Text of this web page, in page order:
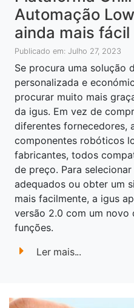
Automação
ainda mais fácil
Publicado em: Julho 27, 2023
Se procura uma solução
personalizada e
procurar muito mais
da igus. Em vez de
diferentes fornecedores,
componentes robóticos
fabricantes, todos
de preço. Para
adequados ou obter um
mais facilmente, a igus
versão 2.0 com um novo
funções.
Ler mais...